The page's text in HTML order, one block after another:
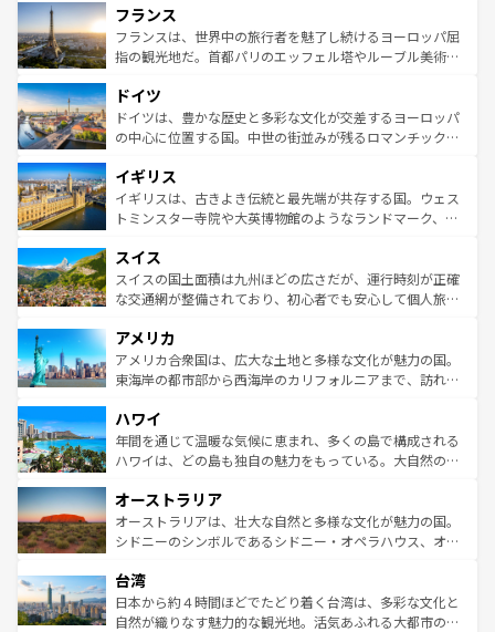
ませてくれるイタリアで、忘れられない旅をしてみよう！
なお、新着のイタリア情報はコンテンツ一覧 を参照してほ
しい。
文化が根付くこの国では、情熱的なフラメンコ、熱気あふ
れる闘牛、そして美味しいタパスが生活の一部となってい
る。首都マドリードの洗練された雰囲気や、バルセロナの
の城塞都市、穏やかなビーチリゾートまで多彩な表情を見
せる。地方によって風土や気候が異なるスペインはその個
性で訪れる人を魅了する。 なお、新着のスペイン情報はコ
フランス
フランスは、世界中の旅行者を魅了し続けるヨーロッパ屈
指の観光地だ。首都パリのエッフェル塔やルーブル美術館
で、幅広い魅力が詰まっている。華麗な宮殿、歴史的な大
聖堂、美しいビーチ、そして豊かな自然が、訪れる者を心
から魅了する。また、フランスは美食の国としても知ら
いる。シャンパンの発祥地であるランス、プロヴァンスの
香り高いラベンダー畑など、多彩な楽しみ方が可能だ。さ
らに、パリ以外の地域にも魅力が溢れており、どの街角に
れる地方に足を運ぶとそれぞれで全く異なる文化を体験で
きるだろう。 なお、新着のフランス情報はコンテンツ一覧
を参照してほしい。
ドイツ
ドイツは、豊かな歴史と多彩な文化が交差するヨーロッパ
の中心に位置する国。中世の街並みが残るロマンチック街
顔を持つこの国は、どこを歩いても飽きることがない。ベ
ルリンの文化的活気、バイエルン州のアルプスの絶景、そ
してライン川沿いのワイン畑といった風景は必見。ビール
は、お酒好きな人にはぜひ体験してほしい。 なお、新着の
ドイツ情報はコンテンツ一覧を参照してほしい。
イギリス
イギリスは、古きよき伝統と最先端が共存する国。ウェス
トミンスター寺院や大英博物館のようなランドマーク、歴
リアごとに異なる魅力がある。また、優雅なアフタヌーン
ティー、ビール好きにはたまらない英国パブ、サッカー観
戦など、本場だからこそできる体験も豊富。イギリスを旅
ンツ一覧を参照してほしい。
スイス
スイスの国土面積は九州ほどの広さだが、運行時刻が正確
な交通網が整備されており、初心者でも安心して個人旅行
の建物がそのまま残る町や、スイスならではのユニークな
博物館もあり、アルプス観光だけでなく町歩きも満喫する
ことができる。国民の所得が高いため物価も高いが、旅行
ば市内交通費無料で観光を楽しむこともできる。 なお、新
着のスイス情報はコンテンツ一覧 を参照してほしい。
アメリカ
アメリカ合衆国は、広大な土地と多様な文化が魅力の国。
東海岸の都市部から西海岸のカリフォルニアまで、訪れる
のような巨大都市は、観光、ショッピング、エンターテイ
ンメントが詰まった刺激的なスポットだ。一方、アメリカ
西部には大自然が広がり、グランドキャニオンやイエロー
部のニューオーリンズでは、音楽と美食が融合した独特の
文化が魅力。旅行者はアメリカの各地域で異なる魅力を楽
しみながら、その多様性と豊かな歴史を感じることができ
ならではの贅沢な旅のスタイルだ。 なお、新着のアメリカ
情報はコンテンツ一覧を参照してほしい。
ハワイ
年間を通じて温暖な気候に恵まれ、多くの島で構成される
ハワイは、どの島も独自の魅力をもっている。大自然の神
ワイ島は見逃せない。また、定番の観光地といえばオアフ
島だが、静かな自然を求めるならマウイ島やカウアイ島が
おすすめ。エメラルドグリーンに輝く海をはじめ、豊かな
れるおもてなしの心で訪れる人々を迎えてくれるハワイの
人々、おいしいローカルフードやハワイアンミュージッ
ク、伝統的なフラダンスなど、すべてがハワイの魅力を彩
オーストラリア
オーストラリアは、壮大な自然と多様な文化が魅力の国。
シドニーのシンボルであるシドニー・オペラハウス、オー
リアリーフや大陸中央部にそびえるウルル（エアーズロッ
ク）、タスマニアの美しい原生林やケアンズの熱帯雨林な
ど、見どころがたくさん。また、カフェやワイン、オージ
台湾
日本から約４時間ほどでたどり着く台湾は、多彩な文化と
自然が織りなす魅力的な観光地。活気あふれる大都市の台